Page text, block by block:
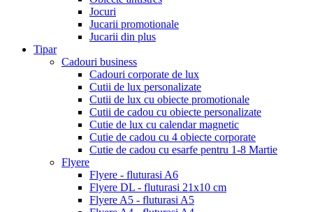
Jocuri
Jucarii promotionale
Jucarii din plus
Tipar
Cadouri business
Cadouri corporate de lux
Cutii de lux personalizate
Cutii de lux cu obiecte promotionale
Cutii de cadou cu obiecte personalizate
Cutie de lux cu calendar magnetic
Cutie de cadou cu 4 obiecte corporate
Cutie de cadou cu esarfe pentru 1-8 Martie
Flyere
Flyere - fluturasi A6
Flyere DL - fluturasi 21x10 cm
Flyere A5 - fluturasi A5